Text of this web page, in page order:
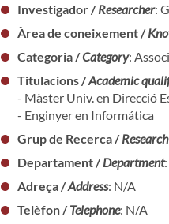
Investigador /Researcher:
Àrea de coneixement /
Categoria /Category:
Titulacions /Academic
- Màster Univ. en Direcció
- Enginyer en Informática
Grup de Recerca /
Departament /Department
Adreça /Address: N/A
Telèfon /Telephone: N/A